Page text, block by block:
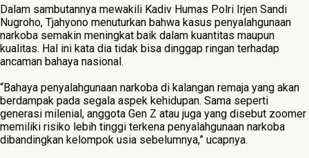
Dalam sambutannya mewakili Kadiv Humas Polri Irjen Sandi
Nugroho, Tjahyono menuturkan bahwa kasus penyalahgunaan
narkoba semakin meningkat baik dalam kuantitas maupun
kualitas. Hal ini kata dia tidak bisa dinggap ringan terhadap
ancaman bahaya nasional.
“Bahaya penyalahgunaan narkoba di kalangan remaja yang akan
berdampak pada segala aspek kehidupan. Sama seperti
generasi milenial, anggota Gen Z atau juga yang disebut zoomer
memiliki risiko lebih tinggi terkena penyalahgunaan narkoba
dibandingkan kelompok usia sebelumnya,” ucapnya.